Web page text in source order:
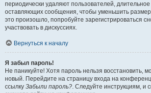
периодически удаляют пользователей,
оставляющих сообщения, чтобы уменьшить
это произошло, попробуйте зарегистрироваться
участвовать в дискуссиях.
Вернуться к началу
Я забыл пароль!
Не паникуйте! Хотя пароль нельзя восстановить,
новый. Перейдите на страницу входа на
ссылку Забыли пароль?. Следуйте инструкциям, и